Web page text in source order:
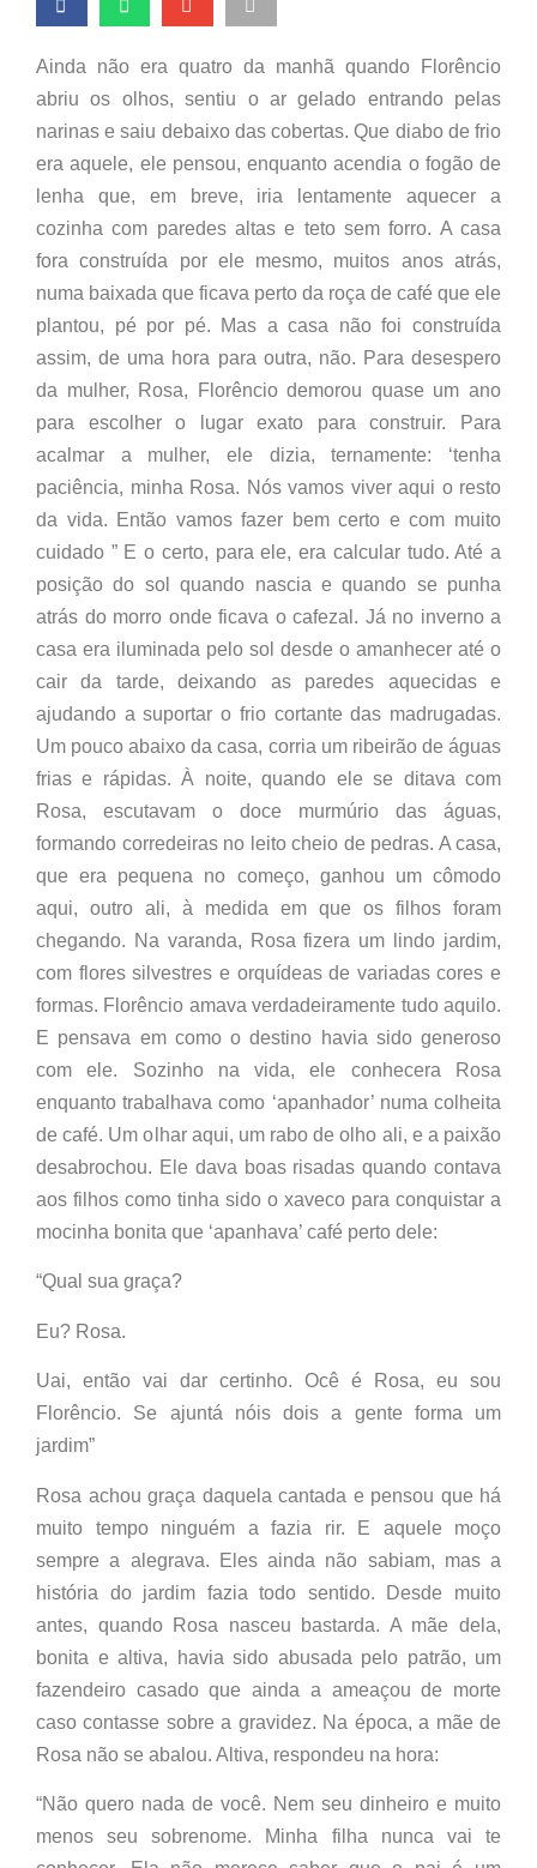
Ainda não era quatro da manhã quando Florêncio
abriu os olhos, sentiu o ar gelado entrando pelas
narinas e saiu debaixo das cobertas. Que diabo de frio
era aquele, ele pensou, enquanto acendia o fogão de
lenha que, em breve, iria lentamente aquecer a
cozinha com paredes altas e teto sem forro. A casa
fora construída por ele mesmo, muitos anos atrás,
numa baixada que ficava perto da roça de café que ele
plantou, pé por pé. Mas a casa não foi construída
assim, de uma hora para outra, não. Para desespero
da mulher, Rosa, Florêncio demorou quase um ano
para escolher o lugar exato para construir. Para
acalmar a mulher, ele dizia, ternamente: ‘tenha
paciência, minha Rosa. Nós vamos viver aqui o resto
da vida. Então vamos fazer bem certo e com muito
cuidado ” E o certo, para ele, era calcular tudo. Até a
posição do sol quando nascia e quando se punha
atrás do morro onde ficava o cafezal. Já no inverno a
casa era iluminada pelo sol desde o amanhecer até o
cair da tarde, deixando as paredes aquecidas e
ajudando a suportar o frio cortante das madrugadas.
Um pouco abaixo da casa, corria um ribeirão de águas
frias e rápidas. À noite, quando ele se ditava com
Rosa, escutavam o doce murmúrio das águas,
formando corredeiras no leito cheio de pedras. A casa,
que era pequena no começo, ganhou um cômodo
aqui, outro ali, à medida em que os filhos foram
chegando. Na varanda, Rosa fizera um lindo jardim,
com flores silvestres e orquídeas de variadas cores e
formas. Florêncio amava verdadeiramente tudo aquilo.
E pensava em como o destino havia sido generoso
com ele. Sozinho na vida, ele conhecera Rosa
enquanto trabalhava como ‘apanhador’ numa colheita
de café. Um olhar aqui, um rabo de olho ali, e a paixão
desabrochou. Ele dava boas risadas quando contava
aos filhos como tinha sido o xaveco para conquistar a
mocinha bonita que ‘apanhava’ café perto dele:
“Qual sua graça?
Eu? Rosa.
Uai, então vai dar certinho. Ocê é Rosa, eu sou
Florêncio. Se ajuntá nóis dois a gente forma um
jardim”
Rosa achou graça daquela cantada e pensou que há
muito tempo ninguém a fazia rir. E aquele moço
sempre a alegrava. Eles ainda não sabiam, mas a
história do jardim fazia todo sentido. Desde muito
antes, quando Rosa nasceu bastarda. A mãe dela,
bonita e altiva, havia sido abusada pelo patrão, um
fazendeiro casado que ainda a ameaçou de morte
caso contasse sobre a gravidez. Na época, a mãe de
Rosa não se abalou. Altiva, respondeu na hora:
“Não quero nada de você. Nem seu dinheiro e muito
menos seu sobrenome. Minha filha nunca vai te